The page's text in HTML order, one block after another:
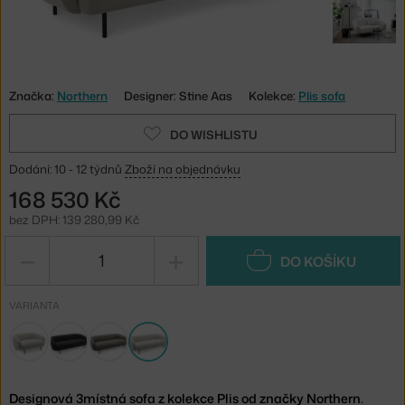
Značka: Northern Designer: Stine Aas Kolekce: Plis sofa
DO WISHLISTU
Dodání: 10 - 12 týdnů Zboží na objednávku
168 530 Kč
bez DPH: 139 280,99 Kč
DO KOŠÍKU
VARIANTA
Designová 3místná sofa z kolekce Plis od značky Northern.